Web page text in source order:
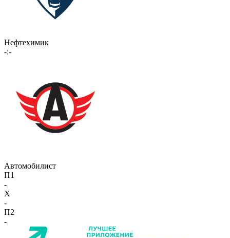
Нефтехимик
-:-
Автомобилист
П1
-
X
-
П2
-